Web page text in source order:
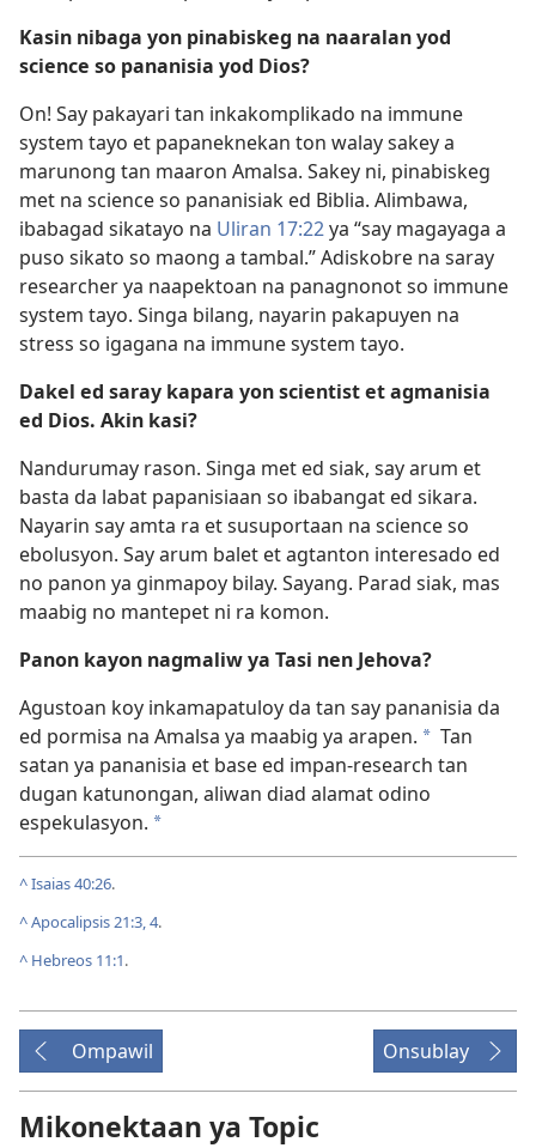
Kasin nibaga yon pinabiskeg na naaralan yod
science so pananisia yod Dios?
On! Say pakayari tan inkakomplikado na immune
system tayo et papaneknekan ton walay sakey a
marunong tan maaron Amalsa. Sakey ni, pinabiskeg
met na science so pananisiak ed Biblia. Alimbawa,
ibabagad sikatayo na Uliran 17:22ya “say magayaga a
puso sikato so maong a tambal.” Adiskobre na saray
researcher ya naapektoan na panagnonot so immune
system tayo. Singa bilang, nayarin pakapuyen na
stress so igagana na immune system tayo.
Dakel ed saray kapara yon scientist et agmanisia
ed Dios. Akin kasi?
Nandurumay rason. Singa met ed siak, say arum et
basta da labat papanisiaan so ibabangat ed sikara.
Nayarin say amta ra et susuportaan na science so
ebolusyon. Say arum balet et agtanton interesado ed
no panon ya ginmapoy bilay. Sayang. Parad siak, mas
maabig no mantepet ni ra komon.
Panon kayon nagmaliw ya Tasi nen Jehova?
Agustoan koy inkamapatuloy da tan say pananisia da
ed pormisa na Amalsa ya maabig ya arapen. * Tan
satan ya pananisia et base ed impan-research tan
dugan katunongan, aliwan diad alamat odino
espekulasyon. *
^Isaias 40:26.
^Apocalipsis 21:3, 4.
^ Hebreos 11:1.
Ompawil Onsublay
Mikonektaan ya Topic